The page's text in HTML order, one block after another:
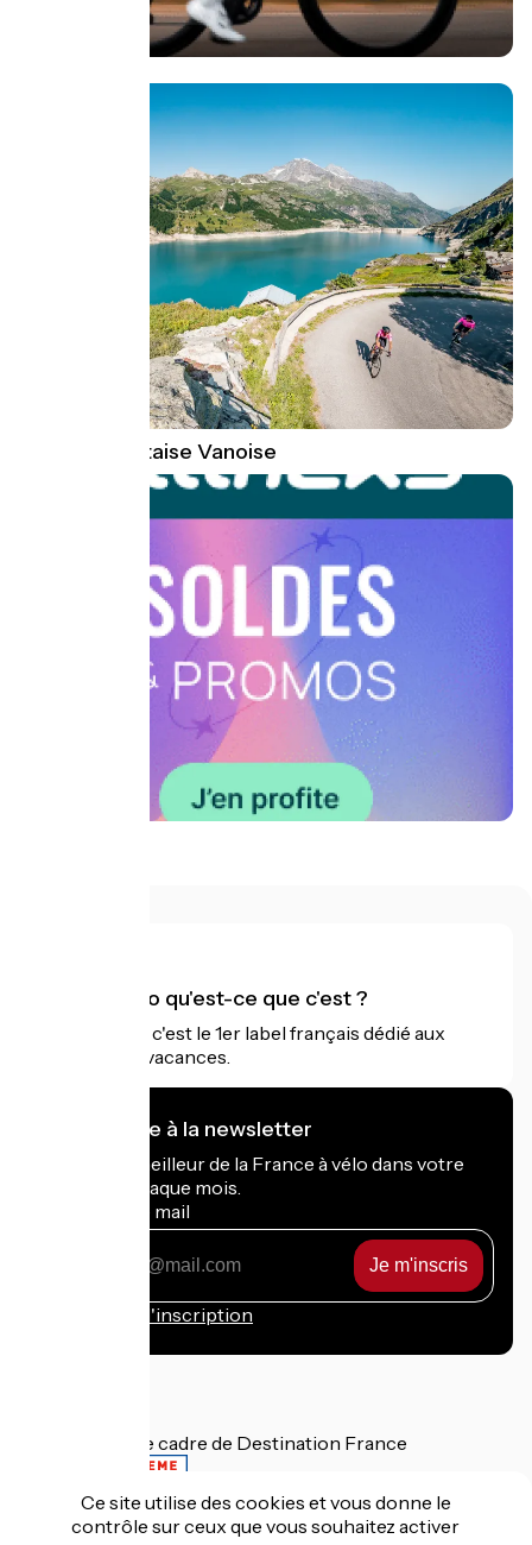
Haute-Tarentaise Vanoise
Accueil Vélo qu'est-ce que c'est ?
Accueil Vélo c'est le 1er label français dédié aux
cyclistes en vacances.
Je m'abonne à la newsletter
Recevez le meilleur de la France à vélo dans votre
boîte mail chaque mois.
Mon adresse mail
Conditions d'inscription
Financé dans le cadre de Destination France
Ce site utilise des cookies et vous donne le
contrôle sur ceux que vous souhaitez activer